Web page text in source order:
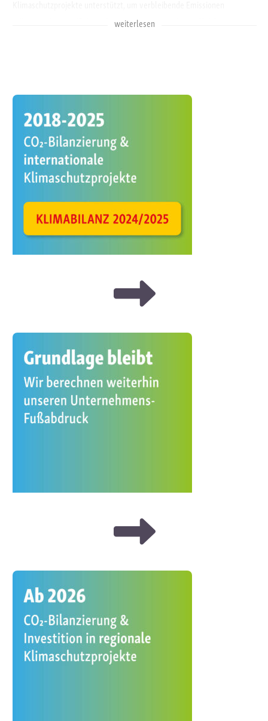
teilweise über zertifizierte Projekte zu kompensieren. Gleichzeitig
Fokus stärker aufregionale Klimaschutzprojekteund direkte Wirkung
vor Ort. Damit gestalten wir regionale Aktivitäten
nachvollziehbarer und transparenter
Die regelmäßige Erfassung unseres CO₂-Fußabdrucks bleibt weiterhin
die Grundlage unseres Vorgehens. Aktuell arbeiten wir an der
Ermittlung unseres Unternehmens-CO₂-Fußabdrucks für die
entwickeln wir unseren bisherigen Ansatz weiter und prüfen gemeinsam
mit regionalen Partnern geeignete Projekte und Maßnahmen für die
wir unsere zukünftige Ausrichtung und bauen neue regionale
geprägt hat, welche Grundlagen bestehen bleiben und welche neuen
Schwerpunkte wir ab 2026 setzen.
weiterlesen